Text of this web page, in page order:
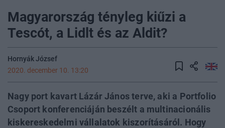
Magyarország tényleg kiűzi a
Tescót, a Lidlt és az Aldit?
Hornyák József
2020. december 10. 13:20
Nagy port kavart Lázár János terve, aki a Portfolio
Csoport konferenciáján beszélt a multinacionális
kiskereskedelmi vállalatok kiszorításáról. Hogy